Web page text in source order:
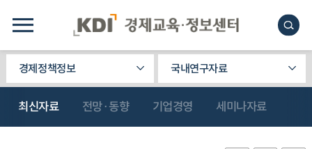
경제정책정보 국내연구자료
최신자료 전망·동향 기업경영 세미나자료